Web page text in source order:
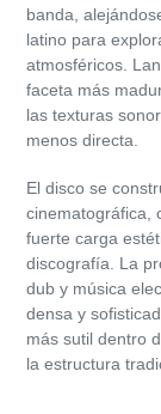
banda,
latino para
atmosféricos.
faceta más
las texturas
menos directa.
El disco se
cinematográfica,
fuerte carga
discografía. La
dub y música
densa y
más sutil dentro
la estructura